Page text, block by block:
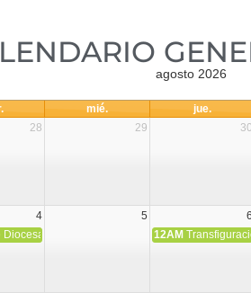
agosto 2026
mié. jue.
28 29 30
4 5 6
a Japón. 12AM